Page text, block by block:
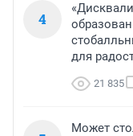
4
для
21 835
Может